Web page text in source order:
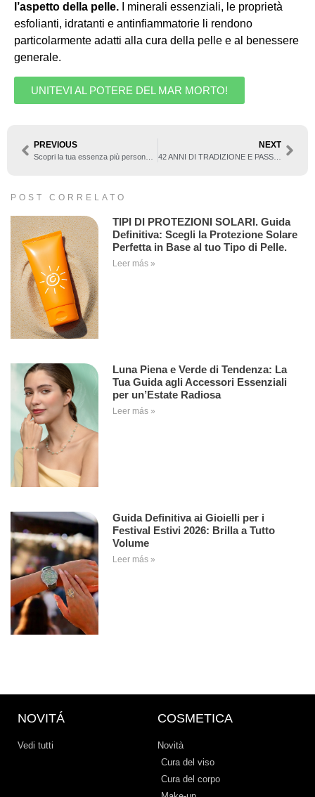
POST CORRELATO
TIPI DI PROTEZIONI SOLARI. Guida
Definitiva: Scegli la Protezione Solare
Perfetta in Base al tuo Tipo di Pelle.
Leer más »
Luna Piena e Verde di Tendenza: La
Tua Guida agli Accessori Essenziali
per un’Estate Radiosa
Leer más »
Guida Definitiva ai Gioielli per i
Festival Estivi 2026: Brilla a Tutto
Volume
Leer más »
l’aspetto della pelle. I minerali essenziali, le proprietà
esfolianti, idratanti e antinfiammatorie li rendono
particolarmente adatti alla cura della pelle e al benessere
generale.
UNITEVI AL POTERE DEL MAR MORTO!
PREVIOUS NEXT
42 ANNI DI TRADIZIONE E PASSIONE
NOVITÁ
Vedi tutti
COSMETICA
Novità
Cura del viso
Cura del corpo